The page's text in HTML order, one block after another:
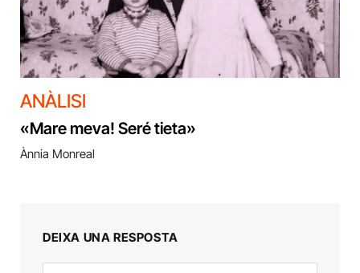
ANÀLISI
«Mare meva! Seré tieta»
Ànnia Monreal
DEIXA UNA RESPOSTA